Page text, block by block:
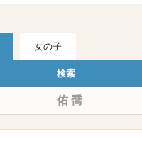
女の子
検索
佑 喬